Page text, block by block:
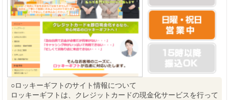
○ロッキーギフトのサイト情報について
ロッキーギフトは、クレジットカードの現金化サービスを行って